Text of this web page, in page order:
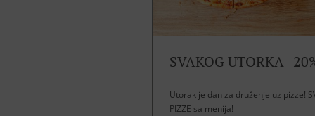
SVAKOG UTORKA -
Utorak je dan za druženje uz pizze!
PIZZE sa menija!